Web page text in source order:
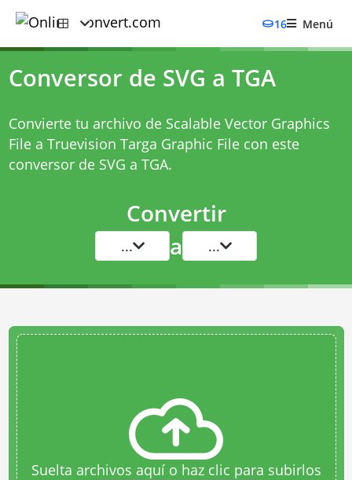
16 Menú
Conversor de SVG a TGA
Convierte tu archivo de Scalable Vector Graphics
File a Truevision Targa Graphic File con este
conversor de SVG a TGA.
Convertir
... a ...
Suelta archivos aquí o haz clic para subirlos